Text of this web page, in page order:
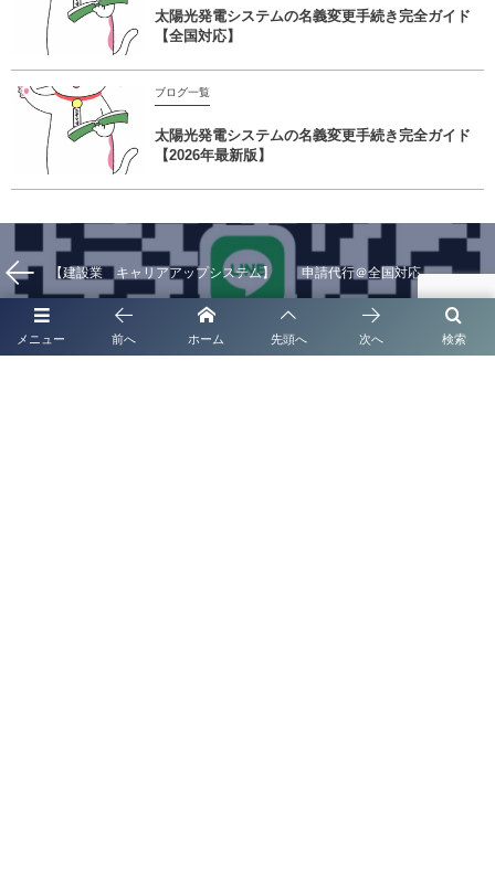
太陽光発電システムの名義変更手続き完全ガイド
【全国対応】
ブログ一覧
太陽光発電システムの名義変更手続き完全ガイド
【2026年最新版】
【建設業 キャリアアップシステム】 申請代行＠全国対応
メニュー 検索
前へ ホーム 先頭へ 次へ